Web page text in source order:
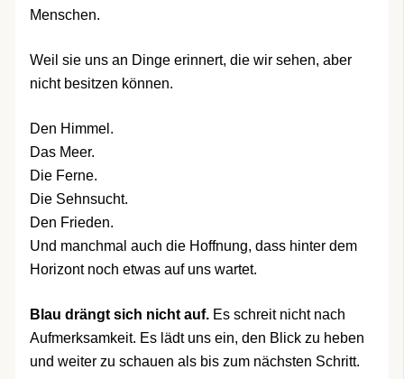
Menschen.
Weil sie uns an Dinge erinnert, die wir sehen, aber
nicht besitzen können.
Den Himmel.
Das Meer.
Die Ferne.
Die Sehnsucht.
Den Frieden.
Und manchmal auch die Hoffnung, dass hinter dem
Horizont noch etwas auf uns wartet.
Blau drängt sich nicht auf.Es schreit nicht nach
Aufmerksamkeit. Es lädt uns ein, den Blick zu heben
und weiter zu schauen als bis zum nächsten Schritt.